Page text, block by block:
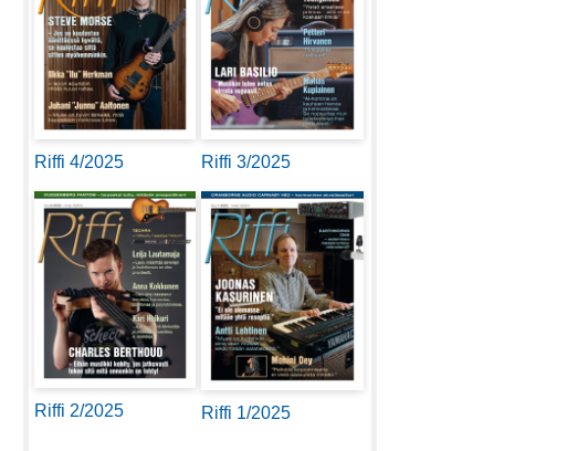
Riffi 4/2025 Riffi 3/2025
Riffi 2/2025 Riffi 1/2025